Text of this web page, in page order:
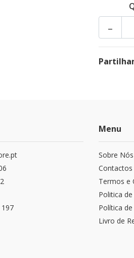
-
Menu
Sobre Nós
Contactos
Termos e
Politica
Política
Livro de